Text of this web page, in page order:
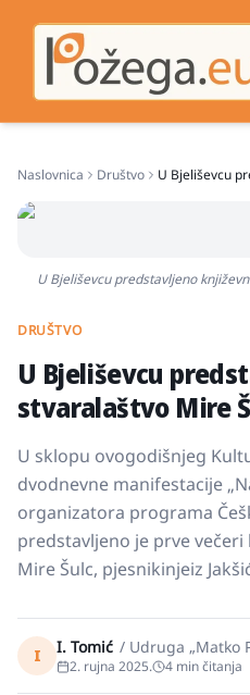
Život
Naslovnica Društvo U Bjeliševcu
U Bjeliševcu predstavljeno
DRUŠTVO
U Bjeliševcu
stvaralaštvo Mire
U sklopu ovogodišnjeg
dvodnevne manifestacije
organizatora programa
predstavljeno je prve
Mire Šulc, pjesnikinjeiz
I I. Tomić / Udruga „Matko
2. rujna 2025. 4 min čitanja